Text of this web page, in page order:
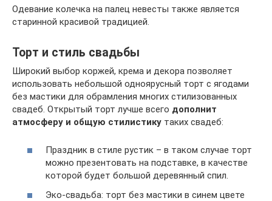
Одевание колечка на палец невесты также является
старинной красивой традицией.
Торт и стиль свадьбы
Широкий выбор коржей, крема и декора позволяет
использовать небольшой одноярусный торт с ягодами
без мастики для обрамления многих стилизованных
свадеб. Открытый торт лучше всего дополнит
атмосферу и общую стилистику таких свадеб:
Праздник в стиле рустик – в таком случае торт
можно презентовать на подставке, в качестве
которой будет большой деревянный спил.
Эко-свадьба: торт без мастики в синем цвете